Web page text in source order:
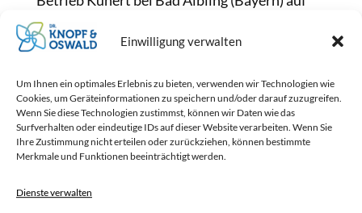
Einwilligung verwalten
Um Ihnen ein optimales Erlebnis zu bieten, verwenden wir Technologien wie
Cookies, um Geräteinformationen zu speichern und/oder darauf zuzugreifen.
Wenn Sie diese Technologien zustimmst, können wir Daten wie das
Surfverhalten oder eindeutige IDs auf dieser Website verarbeiten. Wenn Sie
Ihre Zustimmung nicht erteilen oder zurückziehen, können bestimmte
Merkmale und Funktionen beeinträchtigt werden.
Dienste verwalten
die Schlauchbelüftung von Dr. Knopf &
suchte nach einer Lösung, um die Luftqualität
im...
Es sind keine Kommentare vorhanden.